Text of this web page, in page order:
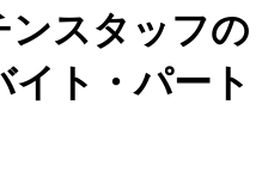
ンスタッフの
ト・パート